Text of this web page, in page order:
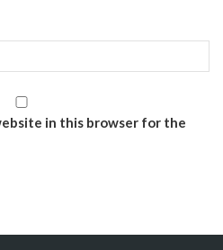
in this browser for the